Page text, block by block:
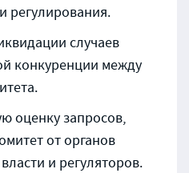
регулирования.
случаев
конкуренции между
оценку запросов,
от органов
и регуляторов.